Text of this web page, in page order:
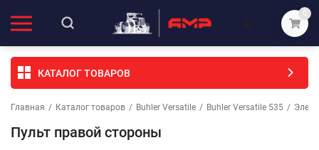
0
КАТАЛОГ ТОВАРОВ
Главная / Каталог товаров / Buhler Versatile / Buhler Versatile 535 /
Пульт правой стороны